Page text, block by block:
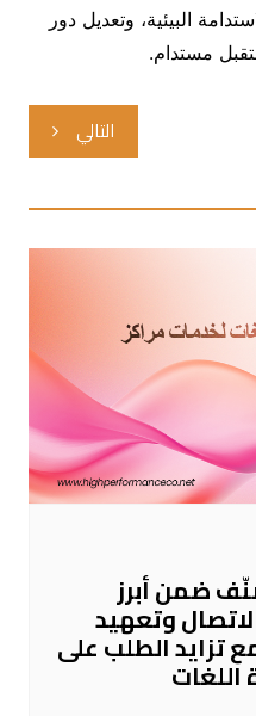
البيئية، وتعديل دور
مستدام.
التالي
ضمن أبرز
وتعهيد
تزايد الطلب على